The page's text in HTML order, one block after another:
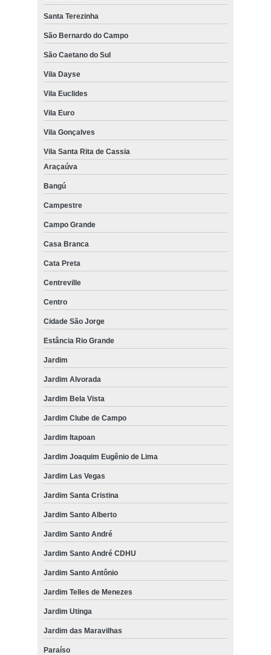
Santa Terezinha
São Bernardo do Campo
São Caetano do Sul
Vila Dayse
Vila Euclides
Vila Euro
Vila Gonçalves
Vila Santa Rita de Cassia
Araçaúva
Bangú
Campestre
Campo Grande
Casa Branca
Cata Preta
Centreville
Centro
Cidade São Jorge
Estância Rio Grande
Jardim
Jardim Alvorada
Jardim Bela Vista
Jardim Clube de Campo
Jardim Itapoan
Jardim Joaquim Eugênio de Lima
Jardim Las Vegas
Jardim Santa Cristina
Jardim Santo Alberto
Jardim Santo André
Jardim Santo André CDHU
Jardim Santo Antônio
Jardim Telles de Menezes
Jardim Utinga
Jardim das Maravilhas
Paraíso